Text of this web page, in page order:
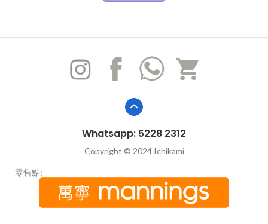
Whatsapp: 5228 2312
Copyright © 2024 Ichikami
零售點: